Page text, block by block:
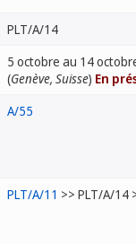
PLT/A/14
5 octobre au 14
(Genève, Suisse) En
A/55
PLT/A/11 >> PLT/A/14